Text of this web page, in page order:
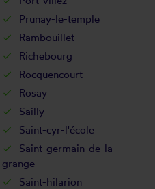
Prunay-le-temple
Rambouillet
Richebourg
Rocquencourt
Rosay
Sailly
Saint-cyr-l'école
Saint-germain-de-la-
grange
Saint-hilarion